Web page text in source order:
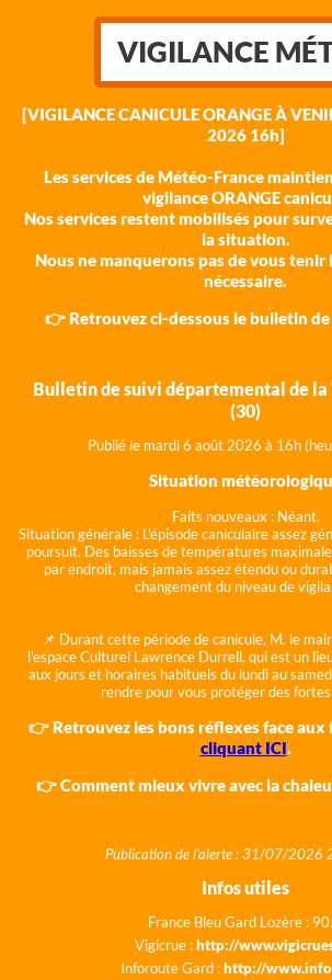
VIGILANCE
[VIGILANCE CANICULE ORANGE À
2026 16h]
Les services de Météo-France
vigilance ORANGE
Nos services restent mobilisés pour
la situation.
Nous ne manquerons pas de vous tenir
nécessaire.
👉 Retrouvez ci-dessous le bulletin
Bulletin de suivi départemental de la
(30)
Publié le mardi 6 août 2026 à 16h
Situation
Faits nouveaux : Néant.
Situation générale : L'épisode caniculaire assez
poursuit. Des baisses de températures
par endroit, mais jamais assez étendu ou
changement du niveau de
📌 Durant cette période de canicule, M. le
l'espace Culturel Lawrence Durrell, qui est un
aux jours et horaires habituels du lundi au
rendre pour vous protéger des
👉 Retrouvez les bons réflexes face aux
cliquant ICI.
👉 Comment mieux vivre avec la
Publication de l'alerte : 31/07/2026
Infos utiles
France Bleu Gard Lozère :
Vigicrue :http://
Inforoute Gard :http://